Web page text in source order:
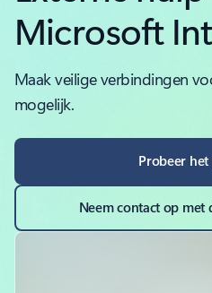
Microsoft
Maak veilige verbindingen
mogelijk.
Probeer
Neem contact op